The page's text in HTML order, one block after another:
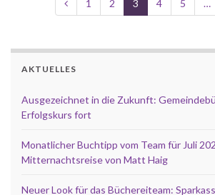
1 2 3 4 5 …
AKTUELLES
Ausgezeichnet in die Zukunft:
Erfolgskurs fort
Monatlicher Buchtipp vom Team für Juli
Mitternachtsreise von Matt Haig
Neuer Look für das Büchereiteam: